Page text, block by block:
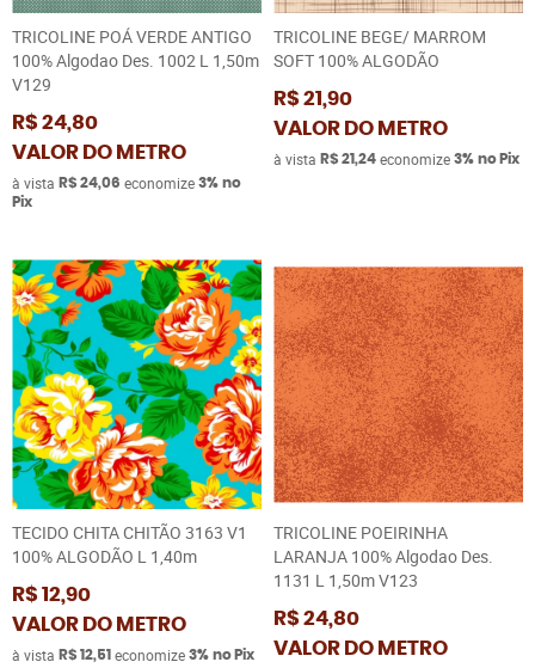
TRICOLINE POÁ VERDE ANTIGO
100% Algodao Des. 1002 L 1,50m
V129
R$ 24,80
VALOR DO METRO
à vista R$ 24,06 economize 3% no
Pix
TRICOLINE BEGE/ MARROM
SOFT 100% ALGODÃO
R$ 21,90
VALOR DO METRO
à vista R$ 21,24 economize 3% no Pix
TECIDO CHITA CHITÃO 3163 V1
100% ALGODÃO L 1,40m
R$ 12,90
VALOR DO METRO
à vista R$ 12,51 economize 3% no Pix
TRICOLINE POEIRINHA
LARANJA 100% Algodao Des.
1131 L 1,50m V123
R$ 24,80
VALOR DO METRO